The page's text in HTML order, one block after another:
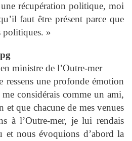
récupération politique, moi
faut être présent parce que
politiques. »
ministre de l’Outre-mer
ressens une profonde émotion
considérais comme un ami,
et que chacune de mes venues
à l’Outre-mer, je lui rendais
et nous évoquions d’abord la